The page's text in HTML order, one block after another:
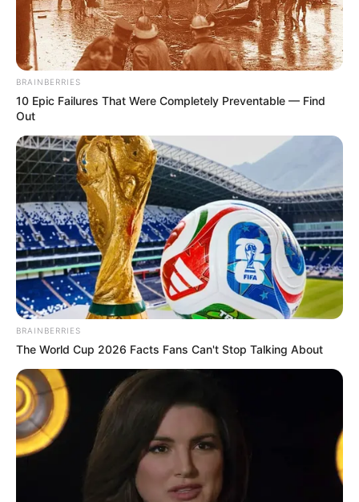
ดวงความรักคนโสด คนรักเก่าจะกลับมา ซึ่งเขาจะเริ่ม
จากการติดต่อคุยก่อน คนมีคู่ ให้ระวังการมีปัญหาทะเลาะ
กัน
ดูดวงคนเกิดวันพฤหัสบดี
ดวงการงานแบกเรื่องงานไว้คนเดียว คนอื่นไม่สามารถ
ทำแทนได้ ต้องค่อยๆ วางไปทีละปัญหา
ดวงการเงินได้ชำระเงินปลดหนี้ได้ก้อนหนึ่ง แต่ก็มีหนิ้สิน
ก้อนใหม่เพิ่มเข้ามา การเงินยังคงไม่มั่นคง
ดวงความรักคนโสด คนรักเก่าให้ความหวังว่าจะกลับมา
แต่ก็ยังไม่มีวี่แวว คนมีคู่ จะได้ของมีค่าหรือทรัพย์สินจาก
คนรัก
ดูดวงคนเกิดวันศุกร์
BRAINBERRIES
10 Epic Failures That Were Completely Preventable — Find
Out
BRAINBERRIES
The World Cup 2026 Facts Fans Can't Stop Talking About